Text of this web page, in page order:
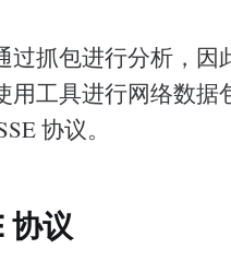
过抓包进行分析，因
用工具进行网络数
协议。
协议